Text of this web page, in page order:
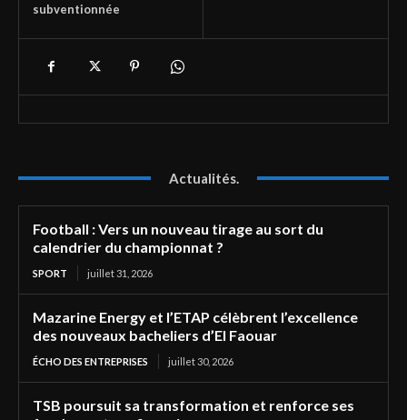
subventionnée
Actualités.
Football : Vers un nouveau tirage au sort du
calendrier du championnat ?
SPORT juillet 31, 2026
Mazarine Energy et l’ETAP célèbrent l’excellence
des nouveaux bacheliers d’El Faouar
ÉCHO DES ENTREPRISES juillet 30, 2026
TSB poursuit sa transformation et renforce ses